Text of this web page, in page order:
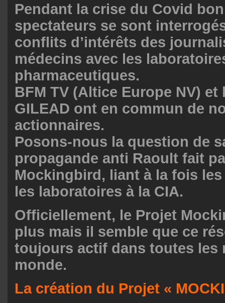
Pendant la crise du Covid
spectateurs se sont
conflits d’intérêts des
médecins avec les
pharmaceutiques.
BFM TV (Altice Europe NV)
GILEAD ont en commun de
actionnaires.
Posons-nous la question de
propagande anti Raoult fait
Mockingbird, liant à la fois
les laboratoires à la CIA.
Officiellement, le Projet
plus mais il semble que ce
toujours actif dans toutes les
monde.
La création du Projet «